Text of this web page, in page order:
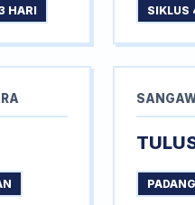
HARI SIKLUS